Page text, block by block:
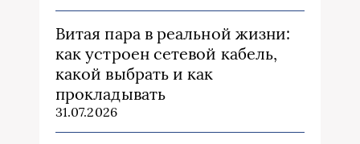
Витая пара в реальной жизни:
как устроен сетевой кабель,
какой выбрать и как
прокладывать
31.07.2026